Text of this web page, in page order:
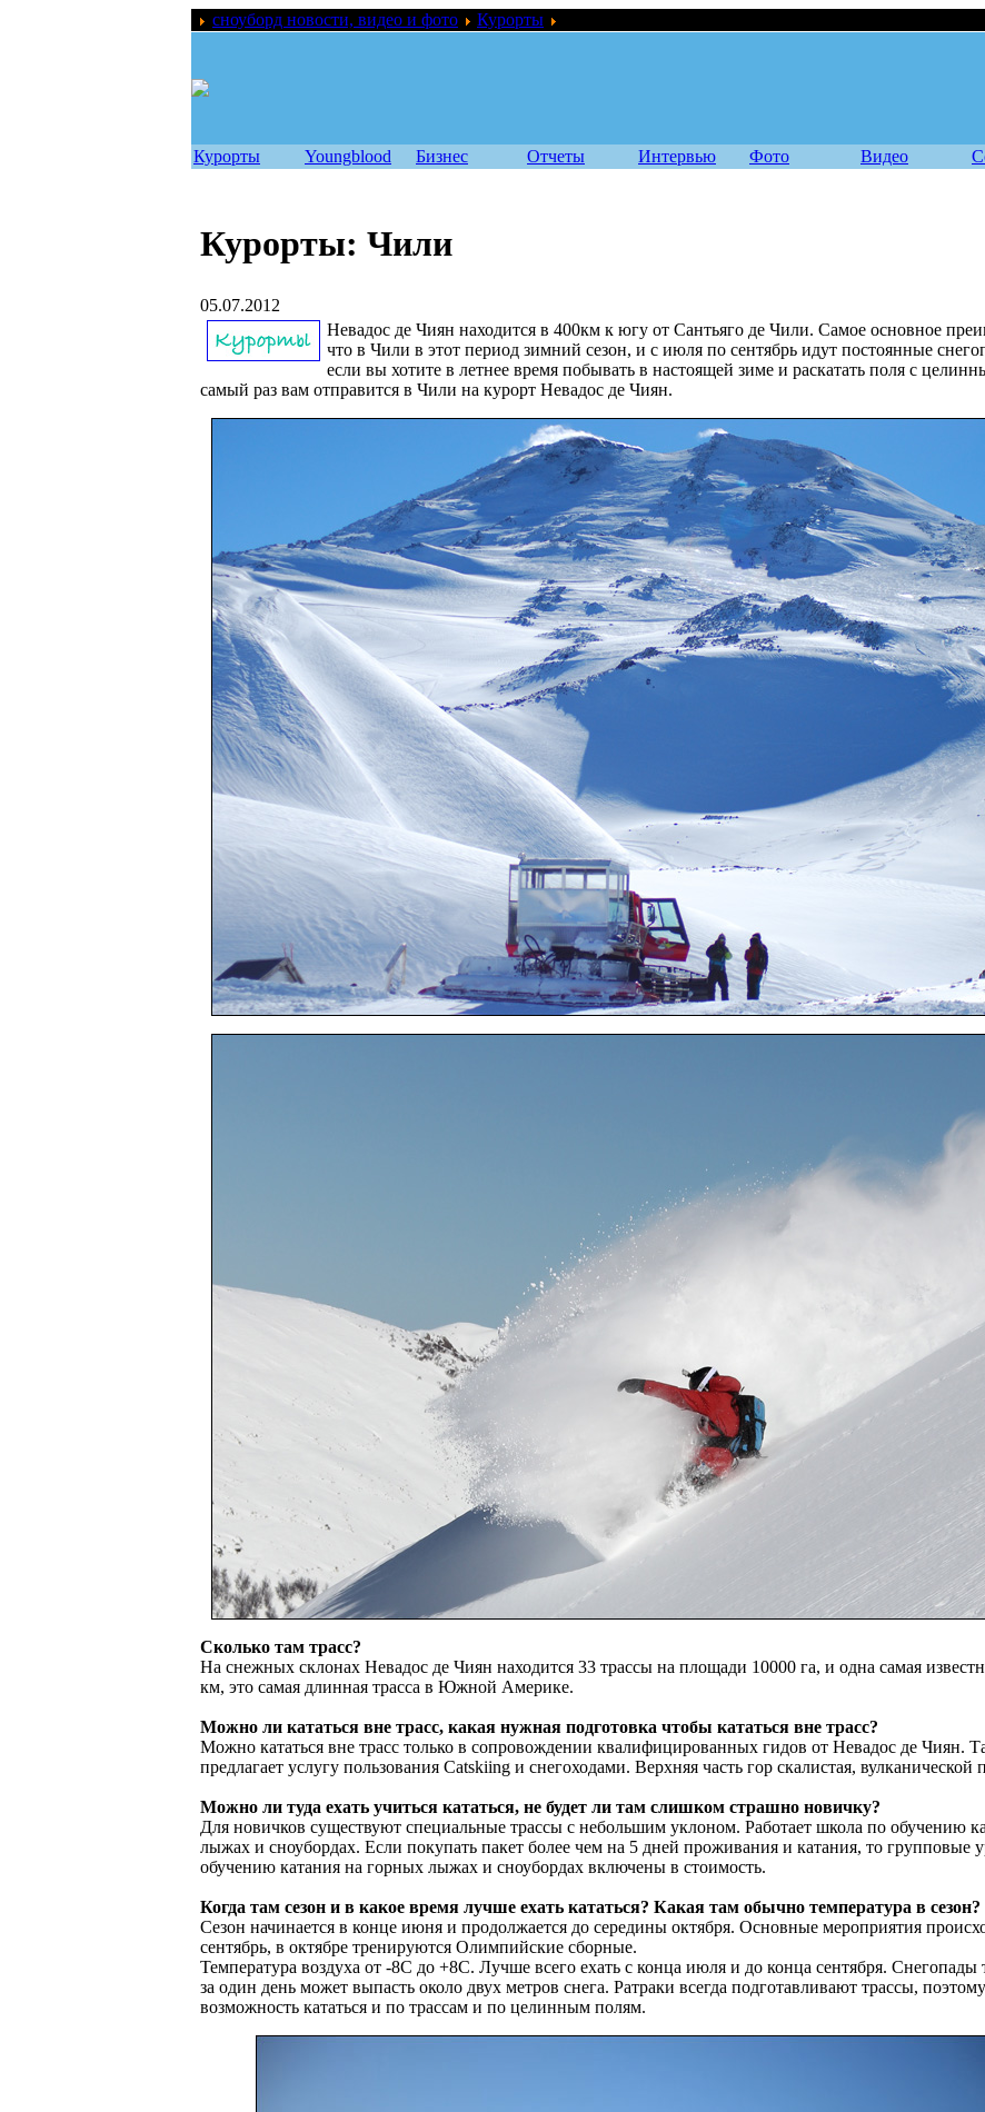
сноуборд новости, видео и фото Курорты
Курорты Youngblood Бизнес Отчеты Интервью Фото Видео
Курорты: Чили
05.07.2012
Невадос де Чиян находится в 400км к югу от Сантьяго де Чили. Самое основное
что в Чили в этот период зимний сезон, и с июля по сентябрь идут постоянные
если вы хотите в летнее время побывать в настоящей зиме и раскатать поля с
самый раз вам отправится в Чили на курорт Невадос де Чиян.
Сколько там трасс?
На снежных склонах Невадос де Чиян находится 33 трассы на площади 10000 га, и одна самая
км, это самая длинная трасса в Южной Америке.
Можно ли кататься вне трасс, какая нужная подготовка чтобы кататься вне трасс?
Можно кататься вне трасс только в сопровождении квалифицированных гидов от Невадос де Чиян.
предлагает услугу пользования Catskiing и снегоходами. Верхняя часть гор скалистая, вулканической
Можно ли туда ехать учиться кататься, не будет ли там слишком страшно новичку?
Для новичков существуют специальные трассы с небольшим уклоном. Работает школа по обучению
лыжах и сноубордах. Если покупать пакет более чем на 5 дней проживания и катания, то групповые
обучению катания на горных лыжах и сноубордах включены в стоимость.
Когда там сезон и в какое время лучше ехать кататься? Какая там обычно температура в сезон?
Сезон начинается в конце июня и продолжается до середины октября. Основные мероприятия
сентябрь, в октябре тренируются Олимпийские сборные.
Температура воздуха от -8С до +8С. Лучше всего ехать с конца июля и до конца сентября. Снегопады
за один день может выпасть около двух метров снега. Ратраки всегда подготавливают трассы,
возможность кататься и по трассам и по целинным полям.